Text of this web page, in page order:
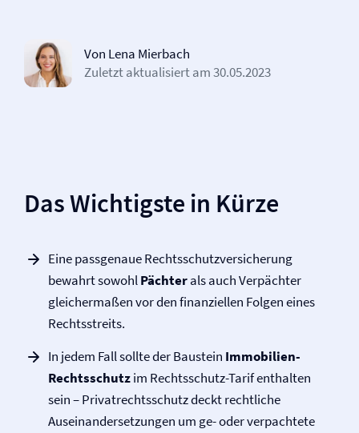
Von Lena Mierbach
Zuletzt aktualisiert am30.05.2023
Das Wichtigste in Kürze
Eine passgenaue Rechtsschutz­versicherung
bewahrt sowohlPächterals auch Verpächter
gleichermaßen vor den finanziellen Folgen eines
Rechtsstreits.
In jedem Fall sollte der Baustein Immobilien-
Rechtsschutzim Rechtsschutz-Tarif enthalten
sein – Privat­rechtsschutz deckt rechtliche
Auseinandersetzungen um ge- oder verpachtete